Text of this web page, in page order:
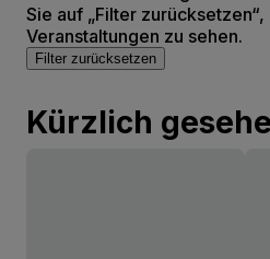
Sie auf „Filter zurücksetzen“,
Veranstaltungen zu sehen.
Filter zurücksetzen
Kürzlich